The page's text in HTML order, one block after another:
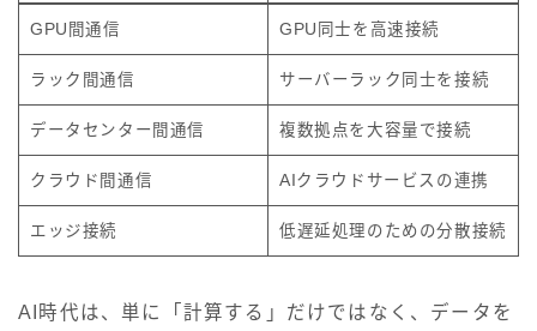
GPU間通信 GPU同士を高速接続
ラック間通信 サーバーラック同士を接続
データセンター間通信 複数拠点を大容量で接続
クラウド間通信 AIクラウドサービスの連携
エッジ接続 低遅延処理のための分散接続
AI時代は、単に「計算する」だけではなく、データを